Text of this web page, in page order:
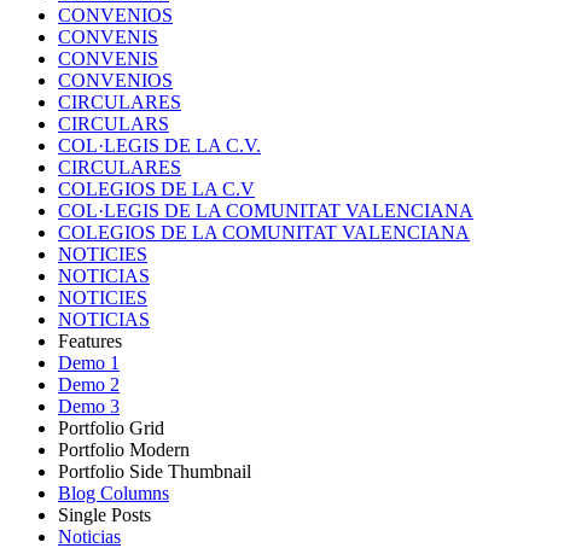
CONVENIOS
CONVENIS
CONVENIS
CONVENIOS
CIRCULARES
CIRCULARS
COL·LEGIS DE LA C.V.
CIRCULARES
COLEGIOS DE LA C.V
COL·LEGIS DE LA COMUNITAT VALENCIANA
COLEGIOS DE LA COMUNITAT VALENCIANA
NOTICIES
NOTICIAS
NOTICIES
NOTICIAS
Features
Demo 1
Demo 2
Demo 3
Portfolio Grid
Portfolio Modern
Portfolio Side Thumbnail
Blog Columns
Single Posts
Noticias